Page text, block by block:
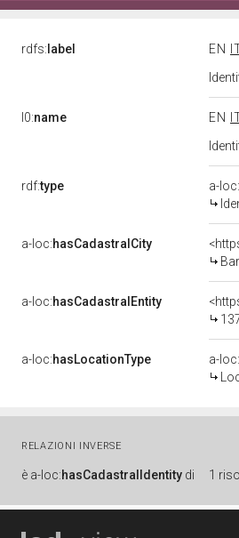
rdfs: label EN
l0:name EN
rdf:type
a-
a-loc:hasCadastralCity
a-loc:hasCadastralEntity
a-loc:hasLocationType
a-
RELAZIONI INVERSE
è a-loc:hasCadastralIdentity di 1